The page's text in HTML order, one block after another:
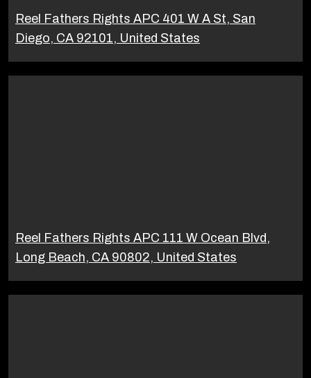
Reel Fathers Rights APC 401 W A St, San
Diego, CA 92101, United States
Reel Fathers Rights APC 111 W Ocean Blvd,
Long Beach, CA 90802, United States